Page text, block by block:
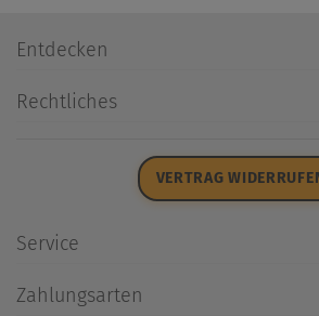
Entdecken
Öffnungszeiten
Rechtliches
VERTRAG
Service
Rückrufservice
Zahlungsarten